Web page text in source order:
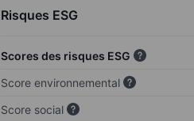
Risques ESG
Scores des risques ESG
Score environnemental
Score social